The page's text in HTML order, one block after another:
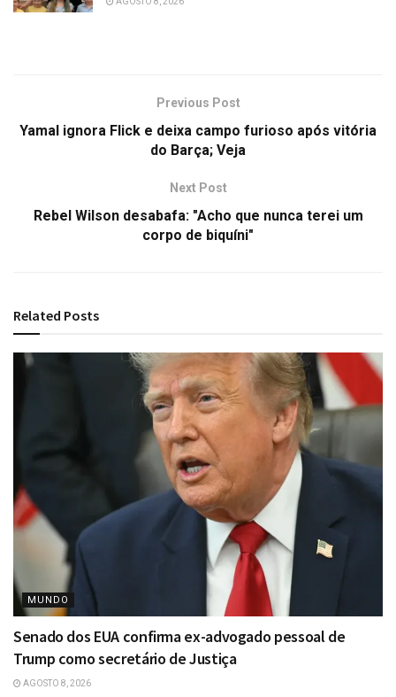
Previous Post
Yamal ignora Flick e deixa campo furioso após vitória
do Barça; Veja
Next Post
Rebel Wilson desabafa: "Acho que nunca terei um
corpo de biquíni"
Related Posts
MUNDO
Senado dos EUA confirma ex-advogado pessoal de
Trump como secretário de Justiça
AGOSTO 8, 2026